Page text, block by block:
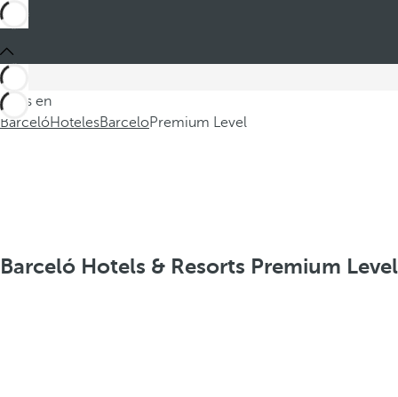
Estás en
BarcelóHotelesBarceloPremium Level
Barceló Hotels & Resorts Premium Level